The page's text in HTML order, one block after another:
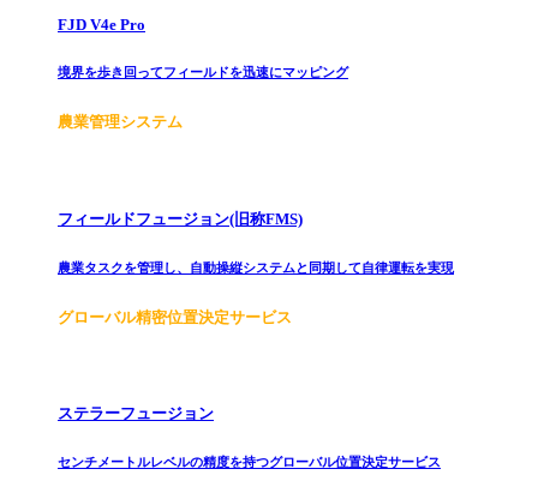
FJD V4e Pro
境界を歩き回ってフィールドを迅速にマッピング
農業管理システム
フィールドフュージョン(旧称FMS)
農業タスクを管理し、自動操縦システムと同期して自律運転を実現
グローバル精密位置決定サービス
ステラーフュージョン
センチメートルレベルの精度を持つグローバル位置決定サービス